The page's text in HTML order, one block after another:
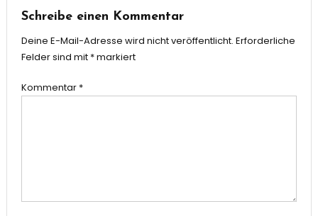
Schreibe einen Kommentar
Deine E-Mail-Adresse wird nicht veröffentlicht. Erforderliche
Felder sind mit *markiert
Kommentar *